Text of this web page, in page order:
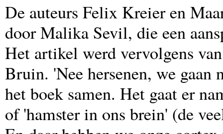
De auteurs Felix Kreier en
door Malika Sevil, die een
Het artikel werd vervolgens
Bruin. 'Nee hersenen, we gaan
het boek samen. Het gaat er
of 'hamster in ons brein' (de